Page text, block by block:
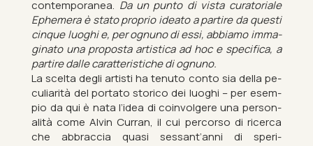
con­tem­por­anea. Da un punto di vista cur­at­oriale
Eph­em­era è stato proprio ideato a partire da questi
cinque luoghi e, per ognuno di essi, ab­biamo im­ma­
ginato una pro­posta artist­ica ad hoc e spe­cifica, a
partire dalle car­at­ter­istiche di ognuno.
La scelta degli artisti ha ten­uto conto sia della pe­
cu­li­arità del portato storico dei luoghi – per es­em­
pio da qui è nata l’idea di coin­volgere una per­son­
alità come Alvin Cur­ran, il cui per­corso di ricerca
che ab­brac­cia quasi sess­ant’anni di sper­i­